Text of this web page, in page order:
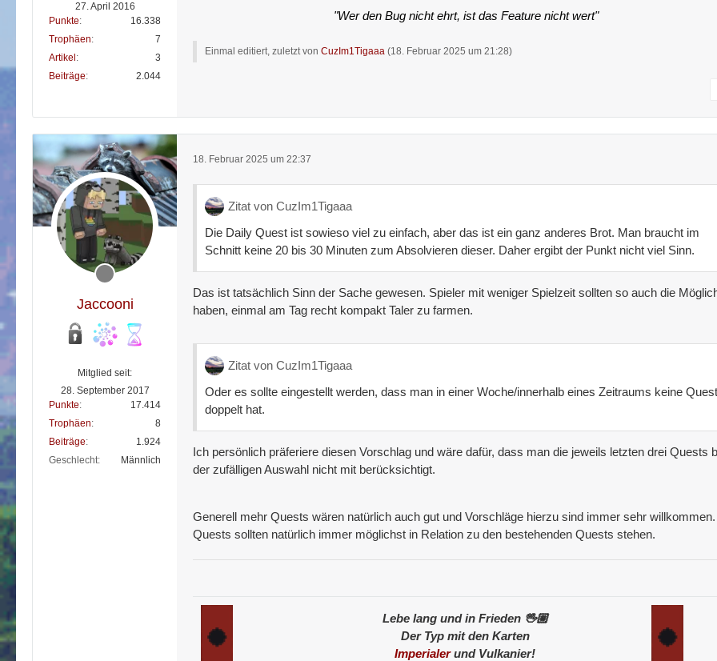
27. April 2016
Punkte
16.338
Trophäen
7
Artikel
3
Beiträge
2.044
"Wer den Bug nicht ehrt, ist das Feature nicht wert"
Einmal editiert, zuletzt von CuzIm1Tigaaa (18. Februar 2025 um 21:28)
Jaccooni
Mitglied seit:
28. September 2017
Punkte
17.414
Trophäen
8
Beiträge
1.924
Geschlecht
Männlich
18. Februar 2025 um 22:37
Zitat von CuzIm1Tigaaa
Die Daily Quest ist sowieso viel zu einfach, aber das ist ein ganz anderes Brot. Man braucht im
Schnitt keine 20 bis 30 Minuten zum Absolvieren dieser. Daher ergibt der Punkt nicht viel Sinn.
Das ist tatsächlich Sinn der Sache gewesen. Spieler mit weniger Spielzeit sollten so auch die
haben, einmal am Tag recht kompakt Taler zu farmen.
Zitat von CuzIm1Tigaaa
Oder es sollte eingestellt werden, dass man in einer Woche/innerhalb eines Zeitraums keine Quest
doppelt hat.
Ich persönlich präferiere diesen Vorschlag und wäre dafür, dass man die jeweils letzten drei Quests
der zufälligen Auswahl nicht mit berücksichtigt.
Generell mehr Quests wären natürlich auch gut und Vorschläge hierzu sind immer sehr
Quests sollten natürlich immer möglichst in Relation zu den bestehenden Quests stehen.
Lebe lang und in Frieden 🖖🏼
Der Typ mit den Karten
Imperialerund Vulkanier!